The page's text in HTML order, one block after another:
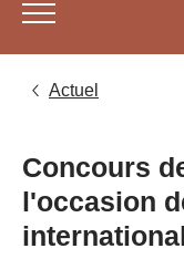
Actuel
Concours
l'occasion